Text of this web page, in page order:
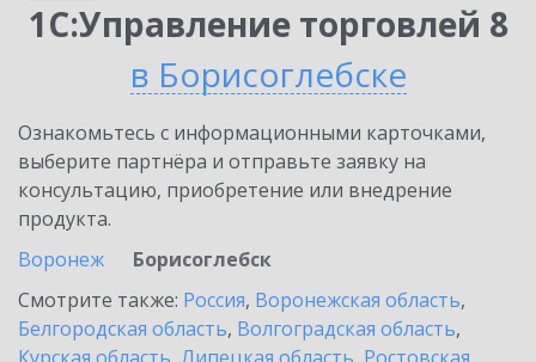
1С:Управление торговлей 8
в Борисоглебске
Ознакомьтесь с информационными карточками,
выберите партнёра и отправьте заявку на
консультацию, приобретение или внедрение
продукта.
Воронеж
Борисоглебск
Смотрите также: Россия, Воронежская область,
Белгородская область, Волгоградская область,